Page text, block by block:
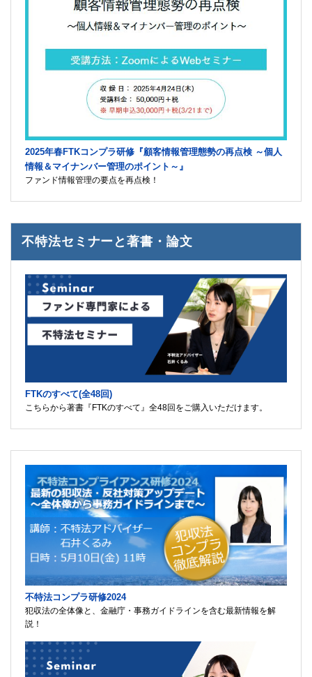
2025年春FTKコンプラ研修『顧客情報管理態勢の再点検 ～個人
情報＆マイナンバー管理のポイント～』
ファンド情報管理の要点を再点検！
不特法セミナーと著書・論文
FTKのすべて(全48回)
こちらから著書『FTKのすべて』全48回をご購入いただけます。
不特法コンプラ研修2024
犯収法の全体像と、金融庁・事務ガイドラインを含む最新情報を解
説！